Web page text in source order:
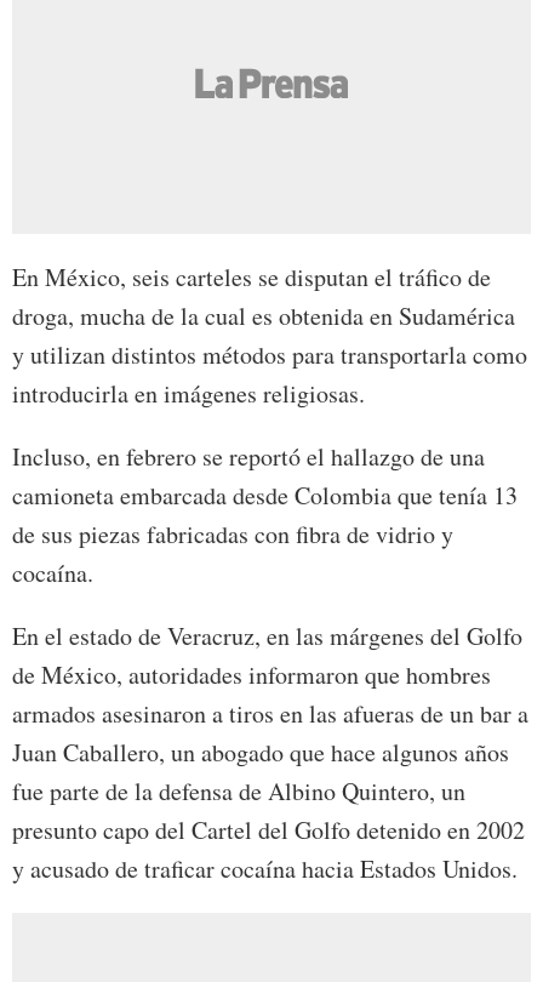
En México, seis carteles se disputan el tráfico de
droga, mucha de la cual es obtenida en Sudamérica
y utilizan distintos métodos para transportarla como
introducirla en imágenes religiosas.
Incluso, en febrero se reportó el hallazgo de una
camioneta embarcada desde Colombia que tenía 13
de sus piezas fabricadas con fibra de vidrio y
cocaína.
En el estado de Veracruz, en las márgenes del Golfo
de México, autoridades informaron que hombres
armados asesinaron a tiros en las afueras de un bar a
Juan Caballero, un abogado que hace algunos años
fue parte de la defensa de Albino Quintero, un
presunto capo del Cartel del Golfo detenido en 2002
y acusado de traficar cocaína hacia Estados Unidos.